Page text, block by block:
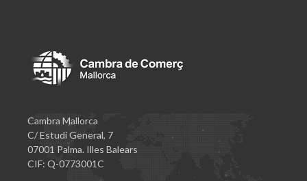
Cambra Mallorca
C/ Estudi General, 7
07001 Palma. Illes Balears
CIF: Q-0773001C